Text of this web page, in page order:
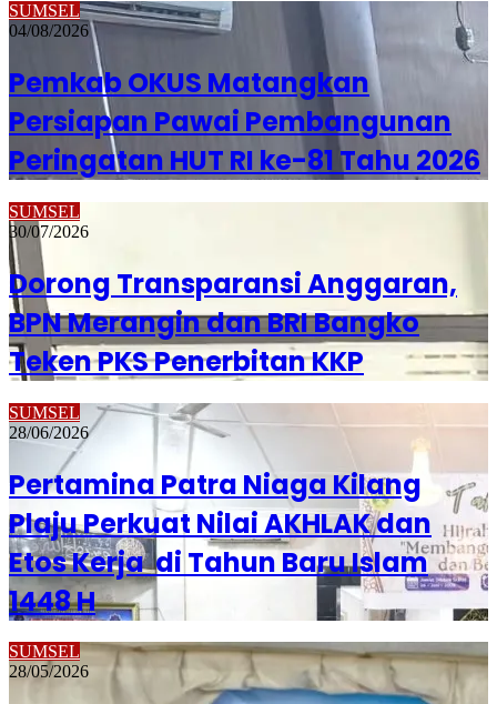
SUMSEL
04/08/2026
Pemkab OKUS Matangkan
Persiapan Pawai Pembangunan
Peringatan HUT RI ke-81 Tahu 2026
SUMSEL
30/07/2026
Dorong Transparansi Anggaran,
BPN Merangin dan BRI Bangko
Teken PKS Penerbitan KKP
SUMSEL
28/06/2026
Pertamina Patra Niaga Kilang
Plaju Perkuat Nilai AKHLAK dan
Etos Kerja di Tahun Baru Islam
1448 H
SUMSEL
28/05/2026